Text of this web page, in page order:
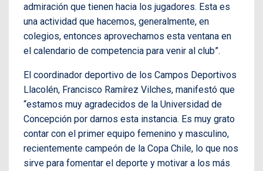
admiración que tienen hacia los jugadores. Esta es
una actividad que hacemos, generalmente, en
colegios, entonces aprovechamos esta ventana en
el calendario de competencia para venir al club”.
El coordinador deportivo de los Campos Deportivos
Llacolén, Francisco Ramírez Vilches, manifestó que
“estamos muy agradecidos de la Universidad de
Concepción por darnos esta instancia. Es muy grato
contar con el primer equipo femenino y masculino,
recientemente campeón de la Copa Chile, lo que nos
sirve para fomentar el deporte y motivar a los más